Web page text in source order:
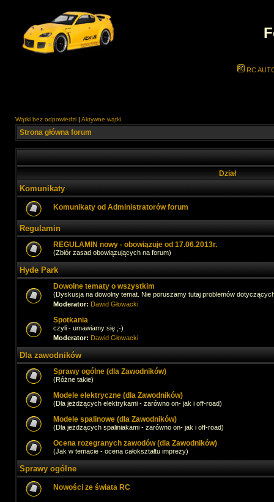
RC
Wątki bez odpowiedzi | Aktywne wątki
Strona główna forum
Dział
Komunikaty
Komunikaty od Administratorów forum
Regulamin
REGULAMIN nowy - obowiązuje od 17.06.2013r.
(Zbiór zasad obowiązujących na forum)
Hyde Park
Dowolne tematy o wszystkim
(Dyskusja na dowolny temat. Nie poruszamy tutaj problemów
Moderator: Dawid Głowacki
Spotkania
czyli - umawiamy się ;-)
Moderator: Dawid Głowacki
Dla zawodników
Sprawy ogólne (dla Zawodników)
(Różne takie)
Modele elektryczne (dla Zawodników)
(Dla jeżdżących elektrykami - zarówno on- jak i off-road)
Modele spalinowe (dla Zawodników)
(Dla jeżdżących spaliniakami - zarówno on- jak i off-road)
Ocena rozegranych zawodów (dla Zawodników)
(Jak w temacie - ocena całokształtu imprezy)
Sprawy ogólne
Nowości ze świata RC